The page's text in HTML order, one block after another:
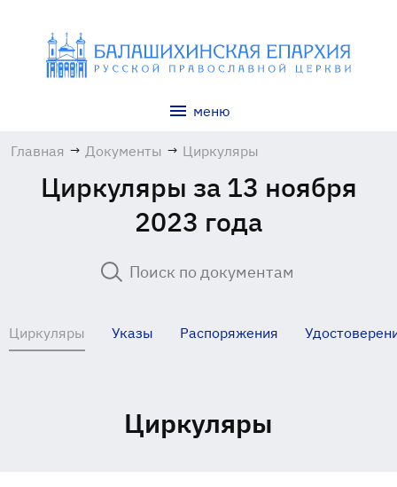
меню
Главная → Документы → Циркуляры
Циркуляры за 13 ноября
2023 года
Циркуляры Указы Распоряжения
Циркуляры